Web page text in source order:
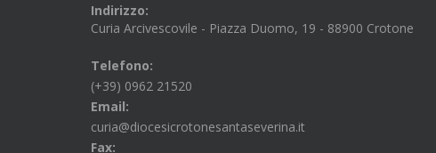
Indirizzo:
Curia Arcivescovile - Piazza Duomo, 19 - 88900 Crotone
Telefono:
(+39) 0962 21520
Email:
curia@diocesicrotonesantaseverina.it
Fax: